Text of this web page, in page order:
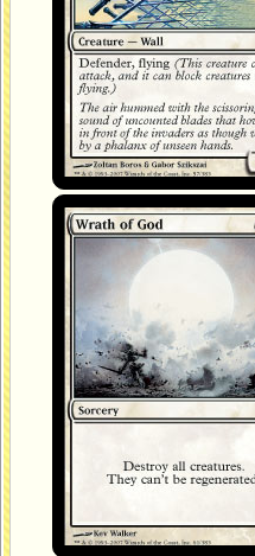
Colère de Dieu